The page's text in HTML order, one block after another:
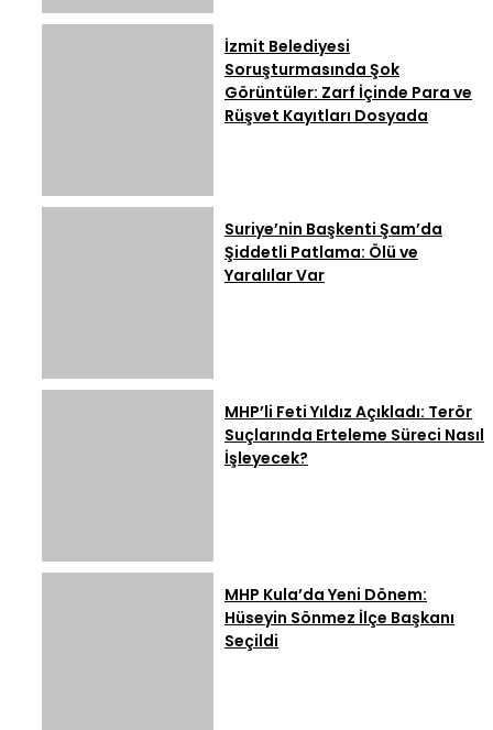
İzmit Belediyesi
Soruşturmasında Şok
Görüntüler: Zarf İçinde Para ve
Rüşvet Kayıtları Dosyada
Suriye’nin Başkenti Şam’da
Şiddetli Patlama: Ölü ve
Yaralılar Var
MHP’li Feti Yıldız Açıkladı: Terör
Suçlarında Erteleme Süreci Nasıl
İşleyecek?
MHP Kula’da Yeni Dönem:
Hüseyin Sönmez İlçe Başkanı
Seçildi